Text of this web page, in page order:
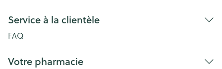
Service à la clientèle
FAQ
Votre pharmacie